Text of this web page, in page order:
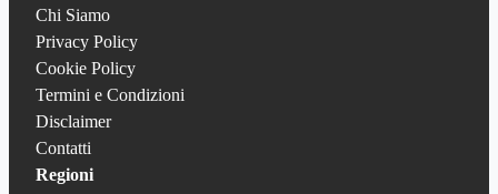
Chi Siamo
Privacy Policy
Cookie Policy
Termini e Condizioni
Disclaimer
Contatti
Regioni